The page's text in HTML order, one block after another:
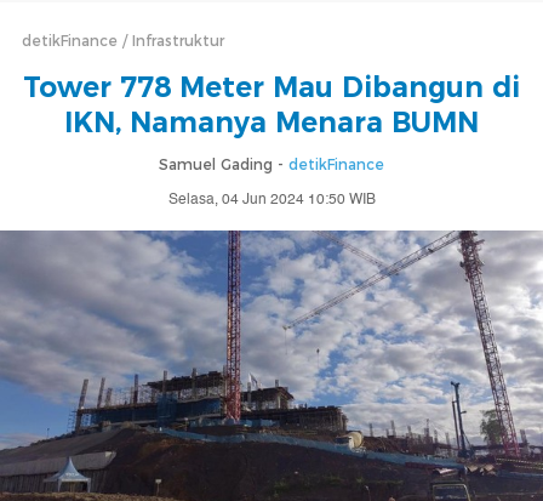
detikFinance Infrastruktur
Tower 778 Meter Mau Dibangun di
IKN, Namanya Menara BUMN
Samuel Gading - detikFinance
Selasa, 04 Jun 2024 10:50 WIB